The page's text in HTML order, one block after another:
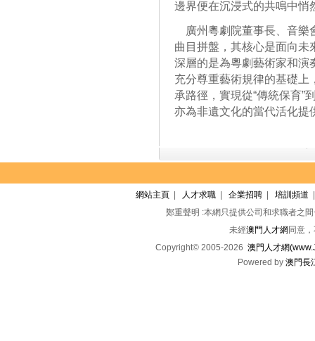
邊界便在沉浸式的共鳴中悄
廣州粵劇院董事長、音樂
曲目拼盤，其核心是面向未
深層的是為粵劇藝術家和演
充分尊重藝術規律的基礎上
承路徑，實現從“傳統保育”
亦為非遺文化的當代活化提
網站主頁 人才求職 企業招聘 培訓頻道
鄭重聲明 :本網只提供公司和求職者之
未經澳門人才網 同意
Copyright© 2005-2026 澳門人才網
Powered by 澳門長